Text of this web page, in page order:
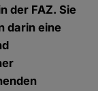
der FAZ. Sie
darin eine